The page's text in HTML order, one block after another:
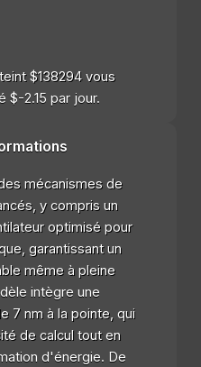
$138294 vous
$-2.15 par jour.
mécanismes de
y compris un
optimisé pour
garantissant un
même à pleine
intègre une
7 nm à la pointe, qui
de calcul tout en
d'énergie. De